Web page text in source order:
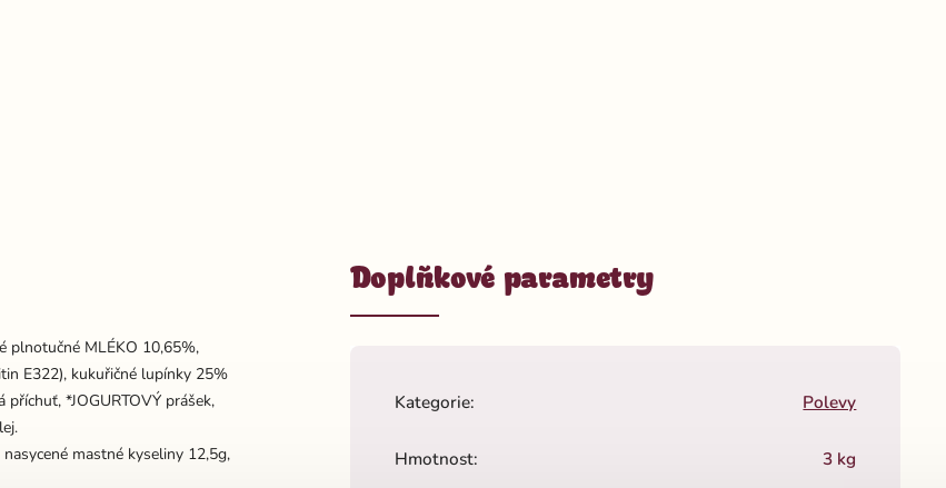
plnotučné MLÉKO 10,65%,
E322), kukuřičné lupínky 25%
*JOGURTOVÝ prášek,
mastné kyseliny 12,5g,
Doplňkové parametry
Kategorie: Polevy
Hmotnost: 3 kg